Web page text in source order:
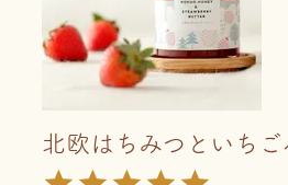
北欧はちみつといち